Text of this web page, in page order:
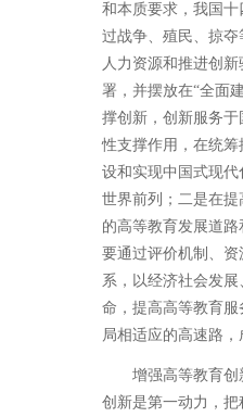
和本质要求，我国
过战争、殖民、掠
人力资源和推进创
署，并摆放在“全面
撑创新，创新服务
性支撑作用，在统
设和实现中国式现
世界前列；二是在
的高等教育发展道
要通过评价机制、
系，以经济社会发
命，提高高等教育
局相适应的高速路
增强高等教育
创新是第一动力，